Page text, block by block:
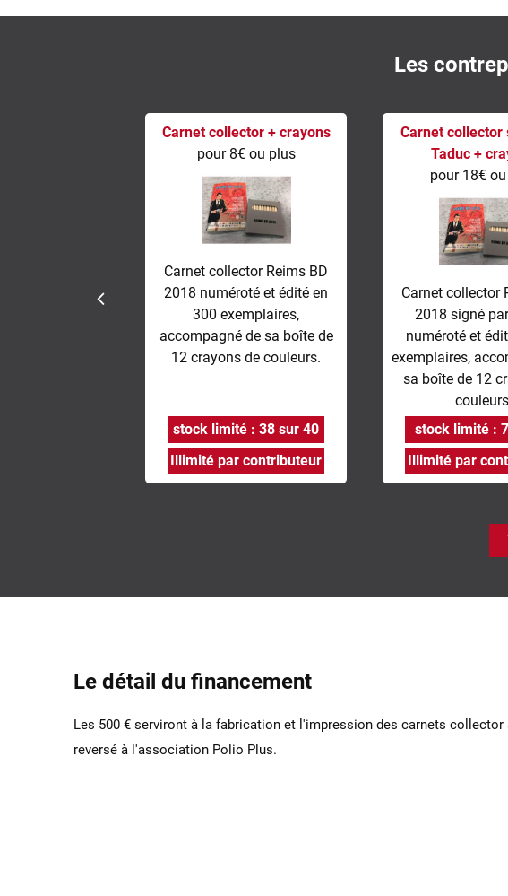
Les
Carnet collector + crayons
pour 8€ ou plus
Carnet collector Reims BD
2018 numéroté et édité en
300 exemplaires,
accompagné de sa boîte de
12 crayons de couleurs.
stock limité : 38 sur 40
Illimité par contributeur
Carnet collector
Taduc +
pour 18€
Carnet collector
2018 signé
numéroté et
exemplaires,
sa boîte de 12
stock limité :
Illimité par
Le détail du financement
Les 500 € serviront à la fabrication et l'impression des carnets
reversé à l'association Polio Plus.